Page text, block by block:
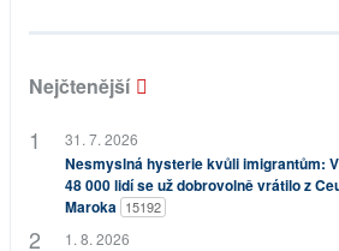
Nejčtenější
31. 7. 2026
Nesmyslná hysterie kvůli imigrantům:
48 000 lidí se už dobrovolně vrátilo z
Maroka 15192
1. 8. 2026